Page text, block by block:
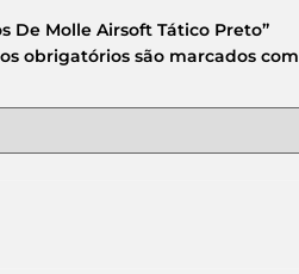
De Molle Airsoft Tático Preto”
obrigatórios são marcados com